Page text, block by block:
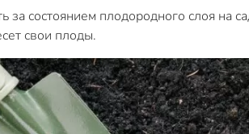
за состоянием плодородного слоя на
свои плоды.